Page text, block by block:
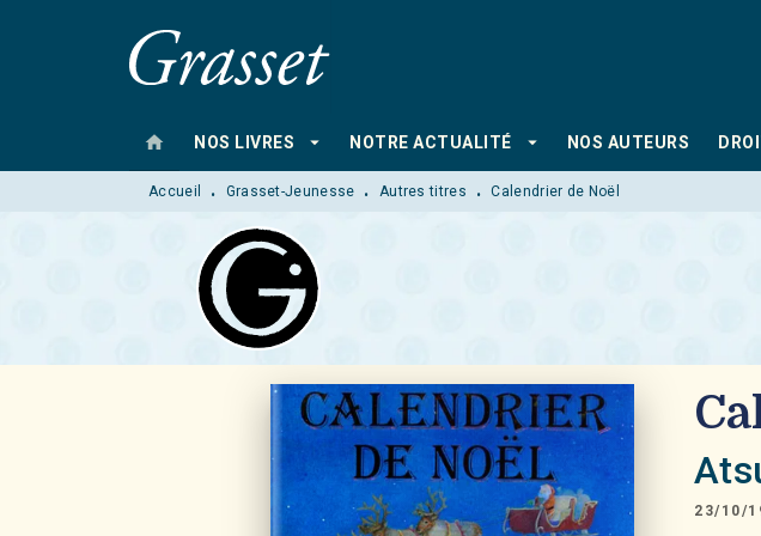
MENU RECHERCHE
home NOS LIVRES arrow_drop_down NOTRE ACTUALITÉ arrow_drop_down NOS AUTEURS
Accueil • Grasset-Jeunesse • Autres titres • Calendrier de Noël
23/10/